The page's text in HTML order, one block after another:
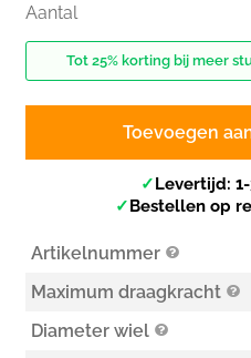
Aantal
Tot 25% korting bij meer
Toevoegen
✓Levertijd:
✓Bestellen op
Artikelnummer
Maximum draagkracht
Diameter wiel